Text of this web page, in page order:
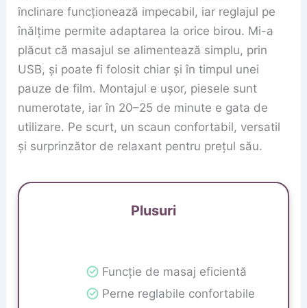
înclinare funcționează impecabil, iar reglajul pe
înălțime permite adaptarea la orice birou. Mi-a
plăcut că masajul se alimentează simplu, prin
USB, și poate fi folosit chiar și în timpul unei
pauze de film. Montajul e ușor, piesele sunt
numerotate, iar în 20–25 de minute e gata de
utilizare. Pe scurt, un scaun confortabil, versatil
și surprinzător de relaxant pentru prețul său.
Plusuri
Funcție de masaj eficientă
Perne reglabile confortabile